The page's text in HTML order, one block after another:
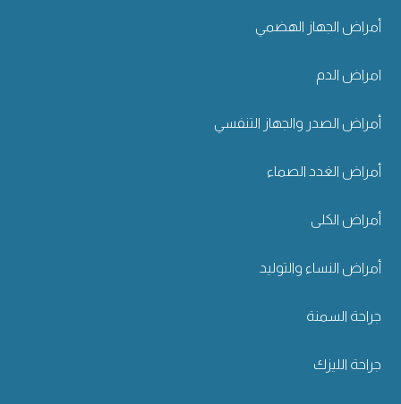
أمراض الجهاز الهضمي
امراض الدم
أمراض الصدر والجهاز التنفسي
أمراض الغدد الصماء
أمراض الكلى
أمراض النساء والتوليد
جراحة السمنة
جراحة الليزك